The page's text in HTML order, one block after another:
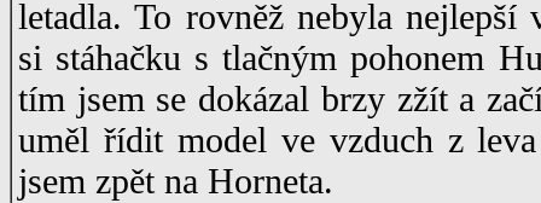
letadla. To rovněž nebyla nejlepší
si stáhačku s tlačným pohonem
tím jsem se dokázal brzy zžít a
uměl řídit model ve vzduch z
jsem zpět na Horneta.